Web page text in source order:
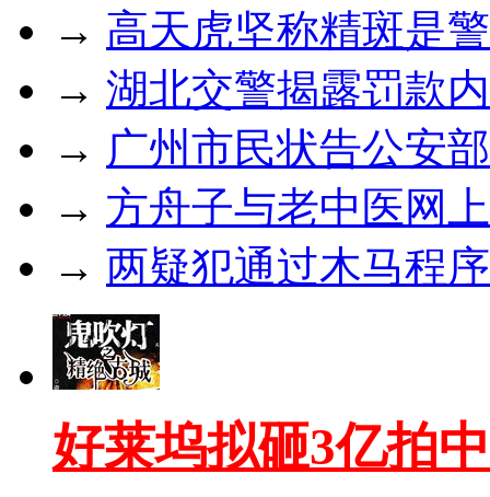
→ 高天虎坚称精斑是
→ 湖北交警揭露罚款
→ 广州市民状告公安
→ 方舟子与老中医网
→ 两疑犯通过木马程
好莱坞拟砸3亿拍